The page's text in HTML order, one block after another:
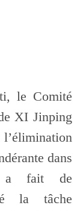
le Comité
XI Jinping
dans
a fait de
la tâche